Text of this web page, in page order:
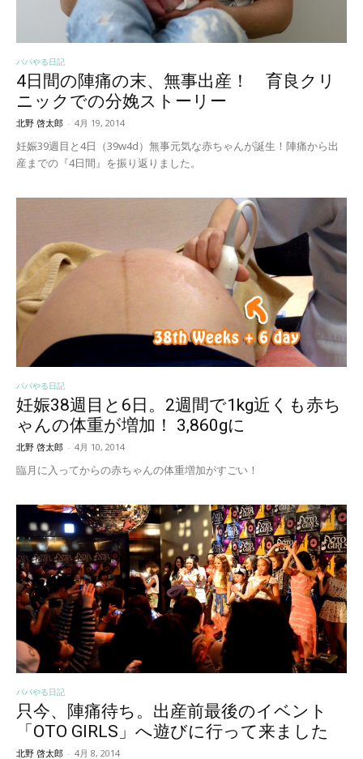
パパやる日記
4日間の陣痛の末、無事出産！ 育良クリ
ニックでの分娩ストーリー
北野 啓太郎 - 4月 19, 2014
妊娠39週目と4日（39w4d）無事元気な赤ちゃんが誕生！陣痛から出
産までの『4日間』を振り返りました。
パパやる日記
妊娠38週目と6日。2週間で1kg近くも赤ち
ゃんの体重が増加！ 3,860gに
北野 啓太郎 - 4月 10, 2014
臨月に入ってからの赤ちゃんの体重増加がすごい！
パパやる日記
只今、陣痛待ち。出産前最後のイベント
「OTO GIRLS」へ遊びに行って来ました
北野 啓太郎 - 4月 8, 2014